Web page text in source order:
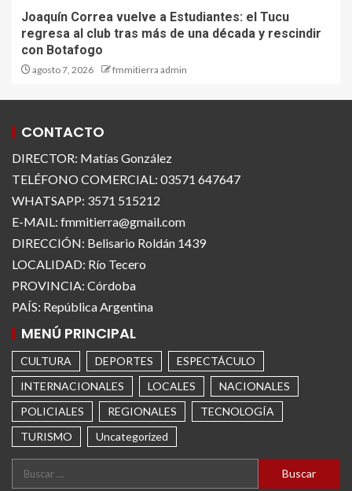
Joaquín Correa vuelve a Estudiantes: el Tucu
regresa al club tras más de una década y rescindir
con Botafogo
agosto 7, 2026 fmmitierra admin
CONTACTO
DIRECTOR: Matías González
TELÉFONO COMERCIAL: 03571 647647
WHATSAPP: 3571 515212
E-MAIL: fmmitierra@gmail.com
DIRECCIÓN: Belisario Roldán 1439
LOCALIDAD: Río Tecero
PROVINCIA: Córdoba
PAÍS: República Argentina
MENÚ PRINCIPAL
CULTURA DEPORTES
ESPECTÁCULO
INTERNACIONALES
LOCALES
NACIONALES
POLICIALES
REGIONALES
TECNOLOGÍA
TURISMO
Uncategorized